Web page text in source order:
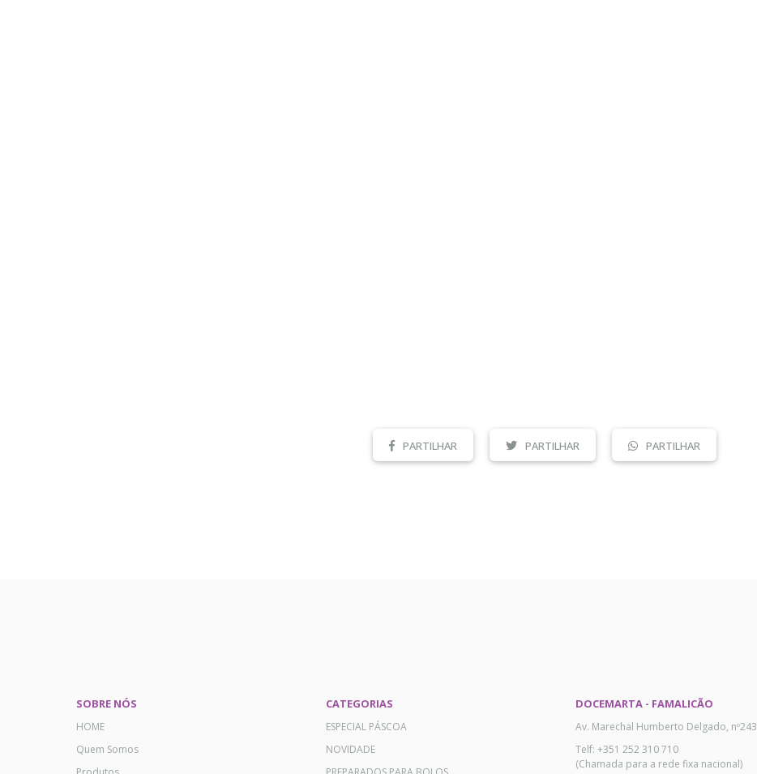
PARTILHAR PARTILHAR PARTILHAR
SOBRE NÓS
HOME
Quem Somos
CATEGORIAS
ESPECIAL PÁSCOA
NOVIDADE
DOCEMARTA - FAMALICÃO
Av. Marechal Humberto Delgado, nº243
Telf: +351 252 310 710
(Chamada para a rede fixa nacional)